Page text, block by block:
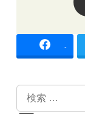
-
検
索